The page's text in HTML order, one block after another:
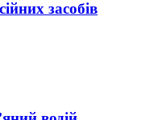
засобів